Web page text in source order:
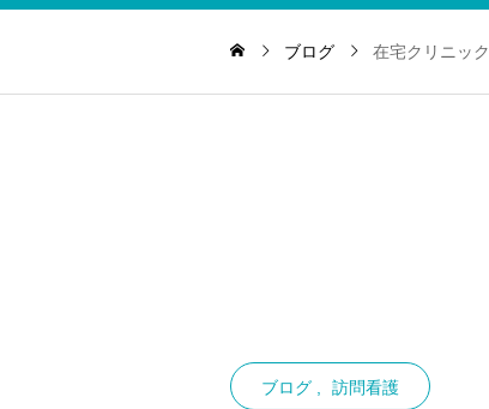
ブログ 在宅クリニック
ブログ 訪問看護